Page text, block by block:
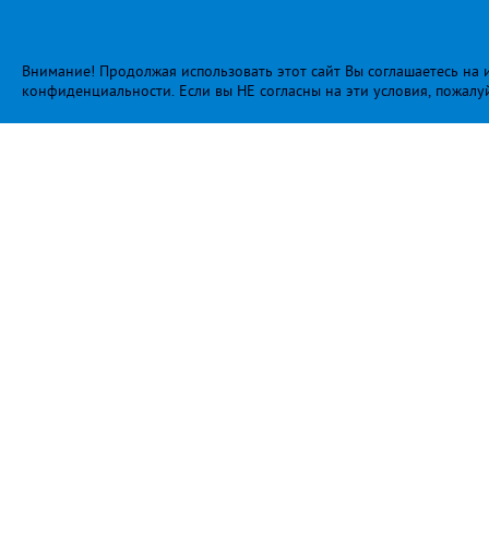
Внимание! Продолжая использовать этот сайт Вы соглашаетесь
конфиденциальности. Если вы НЕ согласны на эти условия,